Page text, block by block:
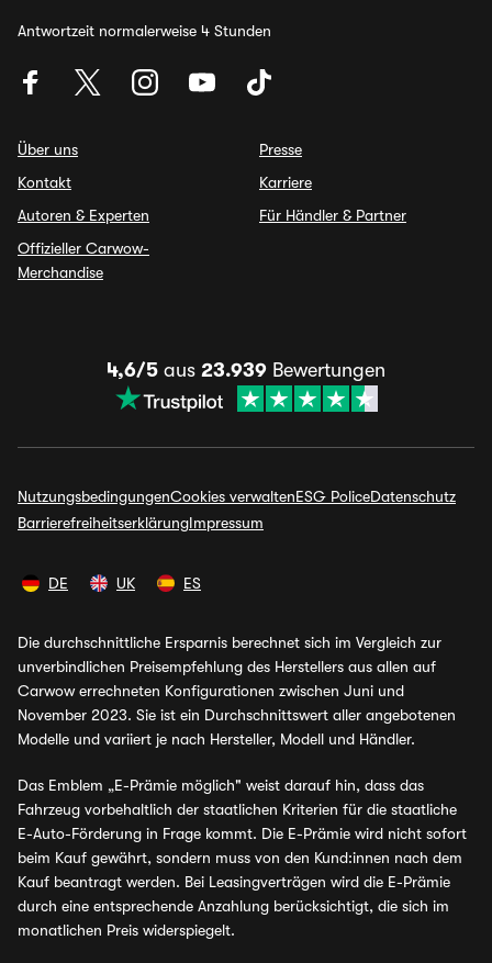
Antwortzeit normalerweise 4 Stunden
Über uns
Kontakt
Autoren & Experten
Offizieller Carwow-
Merchandise
Presse
Karriere
Für Händler & Partner
4,6/5 aus 23.939 Bewertungen
NutzungsbedingungenCookies verwaltenESG PoliceDatenschutz
BarrierefreiheitserklärungImpressum
DE UK ES
Die durchschnittliche Ersparnis berechnet sich im Vergleich zur
unverbindlichen Preisempfehlung des Herstellers aus allen auf
Carwow errechneten Konfigurationen zwischen Juni und
November 2023. Sie ist ein Durchschnittswert aller angebotenen
Modelle und variiert je nach Hersteller, Modell und Händler.
Das Emblem „E-Prämie möglich" weist darauf hin, dass das
Fahrzeug vorbehaltlich der staatlichen Kriterien für die staatliche
E-Auto-Förderung in Frage kommt. Die E-Prämie wird nicht sofort
beim Kauf gewährt, sondern muss von den Kund:innen nach dem
Kauf beantragt werden. Bei Leasingverträgen wird die E-Prämie
durch eine entsprechende Anzahlung berücksichtigt, die sich im
monatlichen Preis widerspiegelt.